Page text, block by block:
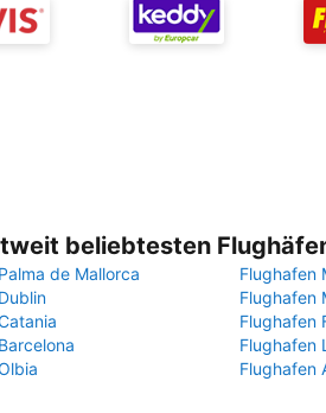
beliebtesten
de Mallorca
Flughafen
Flughafen
Flughafen
Flughafen
Flughafen